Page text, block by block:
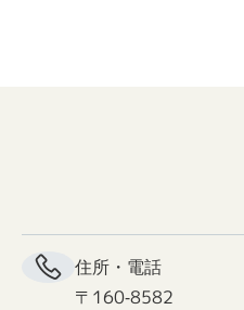
住所・電話
〒160-8582